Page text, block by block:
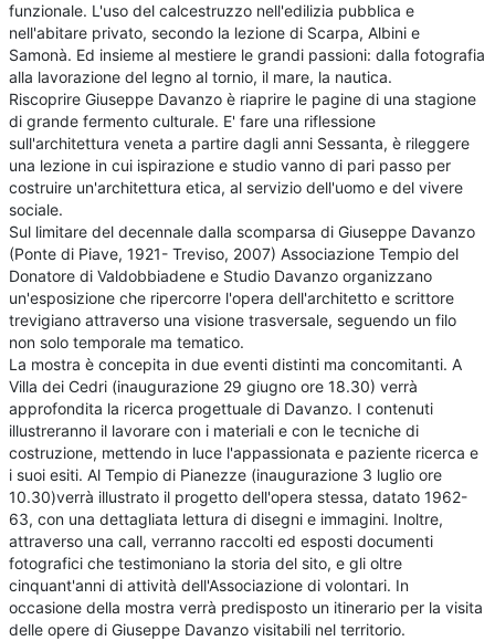
funzionale. L'uso del calcestruzzo nell'edilizia pubblica e
nell'abitare privato, secondo la lezione di Scarpa, Albini e
Samonà. Ed insieme al mestiere le grandi passioni: dalla fotografia
alla lavorazione del legno al tornio, il mare, la nautica.
Riscoprire Giuseppe Davanzo è riaprire le pagine di una stagione
di grande fermento culturale. E' fare una riflessione
sull'architettura veneta a partire dagli anni Sessanta, è rileggere
una lezione in cui ispirazione e studio vanno di pari passo per
costruire un'architettura etica, al servizio dell'uomo e del vivere
sociale.
Sul limitare del decennale dalla scomparsa di Giuseppe Davanzo
(Ponte di Piave, 1921- Treviso, 2007) Associazione Tempio del
Donatore di Valdobbiadene e Studio Davanzo organizzano
un'esposizione che ripercorre l'opera dell'architetto e scrittore
trevigiano attraverso una visione trasversale, seguendo un filo
non solo temporale ma tematico.
La mostra è concepita in due eventi distinti ma concomitanti. A
Villa dei Cedri (inaugurazione 29 giugno ore 18.30) verrà
approfondita la ricerca progettuale di Davanzo. I contenuti
illustreranno il lavorare con i materiali e con le tecniche di
costruzione, mettendo in luce l'appassionata e paziente ricerca e
i suoi esiti. Al Tempio di Pianezze (inaugurazione 3 luglio ore
10.30)verrà illustrato il progetto dell'opera stessa, datato 1962-
63, con una dettagliata lettura di disegni e immagini. Inoltre,
attraverso una call, verranno raccolti ed esposti documenti
fotografici che testimoniano la storia del sito, e gli oltre
cinquant'anni di attività dell'Associazione di volontari. In
occasione della mostra verrà predisposto un itinerario per la visita
delle opere di Giuseppe Davanzo visitabili nel territorio.